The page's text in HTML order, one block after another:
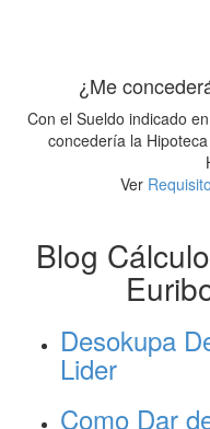
¿Me
Con el Sueldo indicado
concedería la
Ver
Blog
Desokupa
Lider
Como Dar